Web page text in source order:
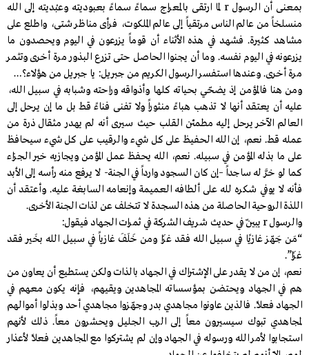
بمعنى أن الرسول r لما ارتقى بالمعراج سماءً سماءً بعبوديته وعبْديته إلى الله
منسلخاً من عالم الناس مرتقياً إلى عالم الملكوت، فرأى مناظر شتى، واطلع على
مشاهد كثيرة. فشهد في هذه الأثناء أن قوماً يزرعون في اليوم ويحصدون ما
يزرعونه في اليوم نفسه. وما أن يجنوا الحاصل حتى تزرع البذور مرة أخرى وتثمر
مرة أخرى. وعندها استفسر الرسول الكريم من جبريل: يا جبريل من هؤلاء؟…
ومن هنا فالمؤمن إذ يضحّي بحياته كلها وأذواقه وراحته وشبابه في سبيل الله،
عليه أن يعتقد أنها لا تذهب هباءً منثوراً ولا تفنى فناءً قط بل ما إن يرحل إلى
العالم الآخر يرحل إليه مطمئن القلب حيث سيرى أنه لم يهدر مثقال ذرة من
عمله قط. نعم، إن الله الحفيظ على كل شيء والرقيب على كل شيء سيحافظ
على ما بذله المؤمن في سبيله. نعم، الله يحفظ عمل المؤمن ويجازيه خير الجزاء
كما لو خرَّ له ساجداً –إن كان السجود وارداً في الجنة- لا يرفع منه رأسه إلى الأبد
فأنه لا يوفي شكره لله على ألطافه العميمة وإنعامه السابغة عليه. وأعتقد أن
اللذة الروحية الحاصلة من هذه السجدة لا تتخلف عن لذات الجنة الأخرى.
والرسول r يبيّن في حديث شريف الشركة في ثمرات الجهاد فيقول:
“مَن جَهّز غازيًا في سبيل الله فقد غزَا ومن خَلَفَ غازياً في سبيل الله بخَير فقد
غزَا”.
نعم، إن من لا يقدر على الإشتراك في الجهاد بالذات ولكن يستطيع أن يعاون من
هم في الجهاد ويحتضن بمؤسساته المجاهدين ويقيهم، فإنه يكون معهم في
الجهاد فعلاً. فالذين عاونوا مجاهدي بدر وجهّزوا مجاهدي أحد وبذلوا أموالهم
لمجاهدي تبوك سيسيرون معاً إلى الرب الجليل ويحشرون معاً. ذلك لأنهم
استجابوا لأمر الله ورسوله في الجهاد وإن لم يشتركوا مع المجاهدين فعلاً لأعذار